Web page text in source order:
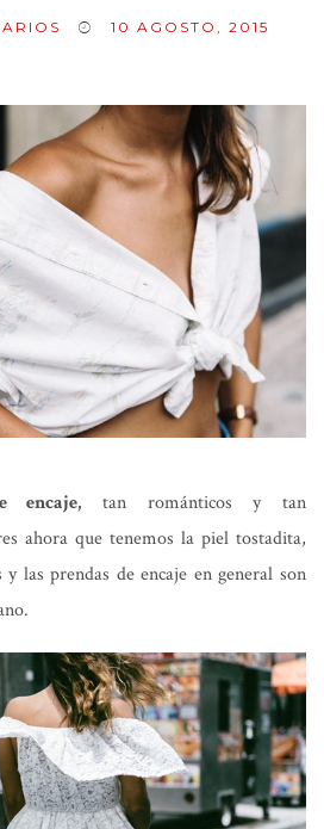
10 AGOSTO, 2015
encaje, tan románticos y tan
ahora que tenemos la piel tostadita,
y las prendas de encaje en general son